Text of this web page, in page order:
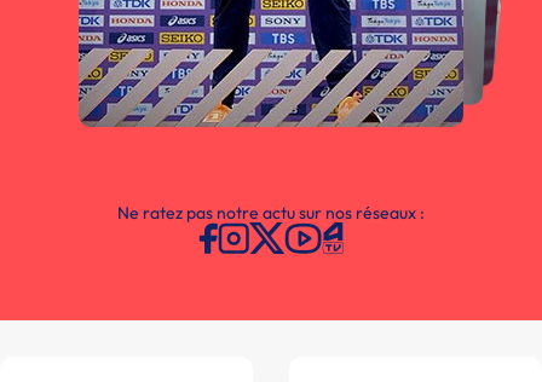
Ne ratez pas notre actu sur nos réseaux :